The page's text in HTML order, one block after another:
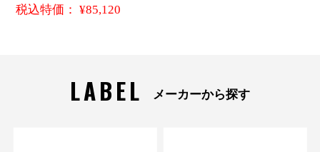
税込特価： ¥85,120
LABEL メーカーから探す